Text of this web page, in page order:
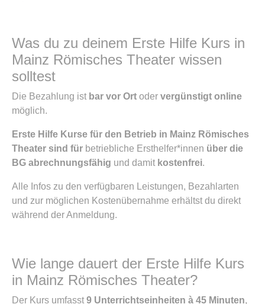
Was du zu deinem Erste Hilfe Kurs in
Mainz Römisches Theater wissen
solltest
Die Bezahlung ist bar vor Ort oder vergünstigt online
möglich.
Erste Hilfe Kurse für den Betrieb in Mainz Römisches
Theater sind für betriebliche Ersthelfer*innen über die
BG abrechnungsfähig und damit kostenfrei.
Alle Infos zu den verfügbaren Leistungen, Bezahlarten
und zur möglichen Kostenübernahme erhältst du direkt
während der Anmeldung.
Wie lange dauert der Erste Hilfe Kurs
in Mainz Römisches Theater?
Der Kurs umfasst 9 Unterrichtseinheiten à 45 Minuten,